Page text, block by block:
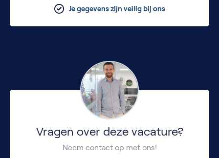
Je gegevens zijn veilig bij ons
Vragen over deze vacature?
Neem contact op met ons!